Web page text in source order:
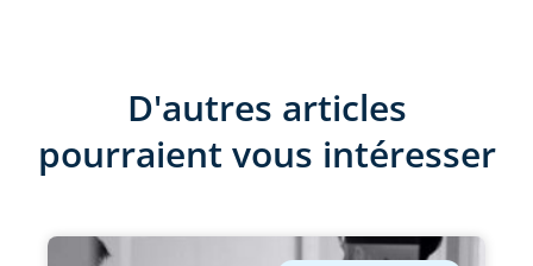
D'autres articles
pourraient vous intéresser